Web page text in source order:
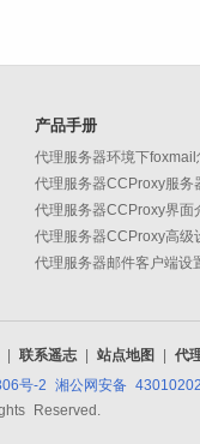
产品手册
代理服务器环境下
代理服务器CCProxy服务
代理服务器CCProxy界面
联系遥志 站点地图
代
号-2 湘公网安备
Reserved.